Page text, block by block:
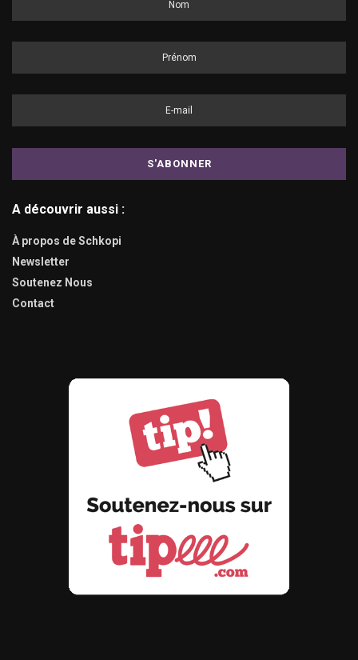
A découvrir aussi :
À propos de Schkopi
Newsletter
Soutenez Nous
Contact